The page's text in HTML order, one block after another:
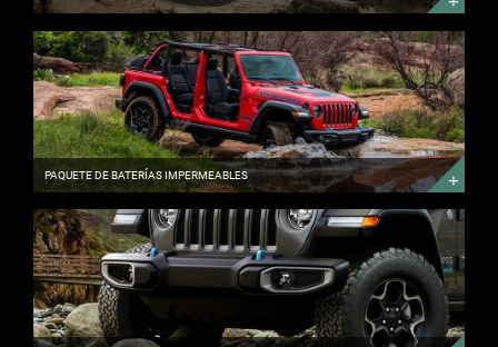
SOL
PAQUETE
DE
BATERÍAS
IMPERMEABLES
PODER
A
TRAVÉS
PAQUETE DE BATERÍAS IMPERMEABLES
PLACAS
PROTECTORAS
DE
ACERO
ARMADO
PARA
LA
AVENTURA